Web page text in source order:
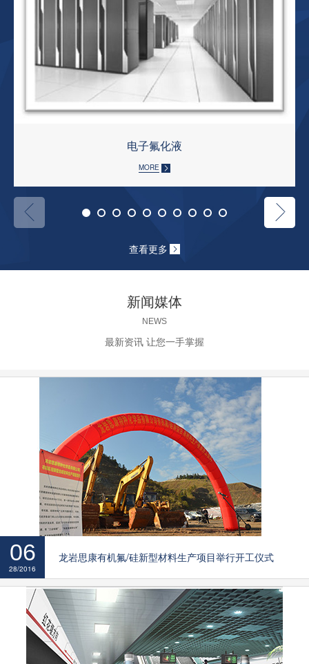
电子氟化液
MORE
查看更多
新闻媒体
NEWS
最新资讯 让您一手掌握
06
28/2016
龙岩思康有机氟/硅新型材料生产项目举行开工仪式